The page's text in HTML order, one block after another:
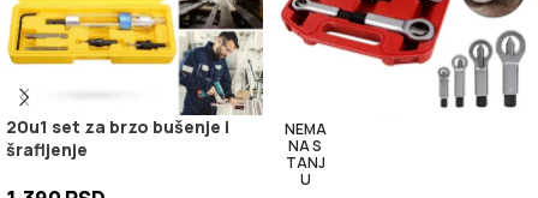
20u1 set za brzo bušenje i
šrafljenje
NEMA
NA S
TANJ
U